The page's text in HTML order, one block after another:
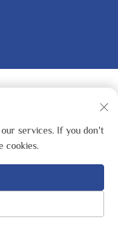
REDY-MED
TELEFON
services. If you don't
cookies.